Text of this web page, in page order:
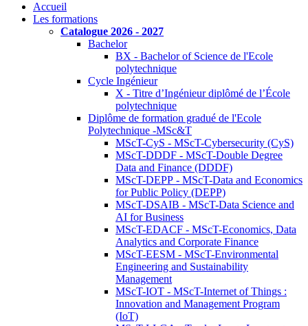
Accueil
Les formations
Catalogue 2026 - 2027
Bachelor
BX - Bachelor of Science de l'Ecole
polytechnique
Cycle Ingénieur
X - Titre d’Ingénieur diplômé de l’École
polytechnique
Diplôme de formation gradué de l'Ecole
Polytechnique -MSc&T
MScT-CyS - MScT-Cybersecurity (CyS)
MScT-DDDF - MScT-Double Degree
Data and Finance (DDDF)
MScT-DEPP - MScT-Data and Economics
for Public Policy (DEPP)
MScT-DSAIB - MScT-Data Science and
AI for Business
MScT-EDACF - MScT-Economics, Data
Analytics and Corporate Finance
MScT-EESM - MScT-Environmental
Engineering and Sustainability
Management
MScT-IOT - MScT-Internet of Things :
Innovation and Management Program
(IoT)